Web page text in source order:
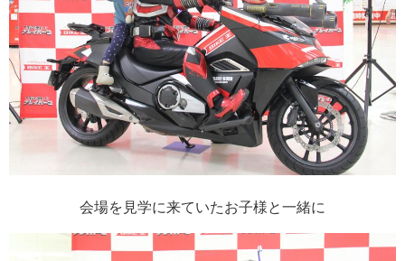
会場を見学に来ていたお子様と一緒に